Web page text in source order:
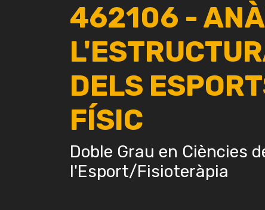
462106 -
DELS
FÍSIC
Doble Grau en Ciències
l'Esport/Fisioteràpia